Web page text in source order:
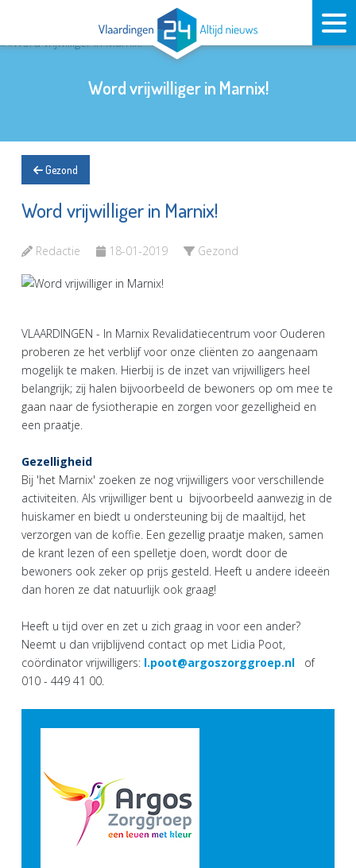
Word vrijwilliger in Marnix!
Gezond
Word vrijwilliger in Marnix!
Redactie 18-01-2019 Gezond
VLAARDINGEN - In Marnix Revalidatiecentrum voor Ouderen
proberen ze het verblijf voor onze cliënten zo aangenaam
mogelijk te maken. Hierbij is de inzet van vrijwilligers heel
belangrijk; zij halen bijvoorbeeld de bewoners op om mee te
gaan naar de fysiotherapie en zorgen voor gezelligheid en
een praatje.
Gezelligheid
Bij 'het Marnix' zoeken ze nog vrijwilligers voor verschillende
activiteiten. Als vrijwilliger bent u bijvoorbeeld aanwezig in de
huiskamer en biedt u ondersteuning bij de maaltijd, het
verzorgen van de koffie. Een gezellig praatje maken, samen
de krant lezen of een spelletje doen, wordt door de
bewoners ook zeker op prijs gesteld. Heeft u andere ideeën
dan horen ze dat natuurlijk ook graag!
Heeft u tijd over en zet u zich graag in voor een ander?
Neemt u dan vrijblijvend contact op met Lidia Poot,
coördinator vrijwilligers: l.poot@argoszorggroep.nl of
010 - 449 41 00.